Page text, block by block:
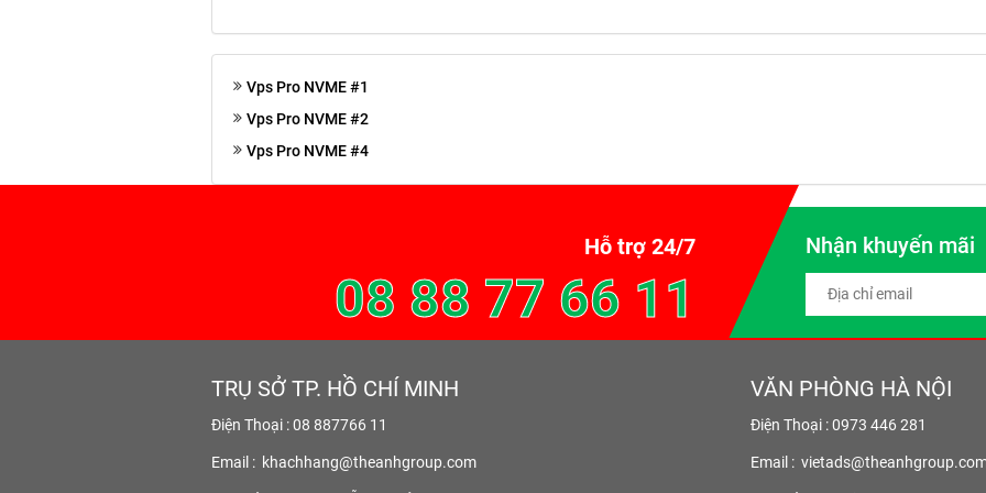
Vps Pro NVME #1
Vps Pro NVME #2
Vps Pro NVME #4
Hỗ trợ 24/7
08 88 77 66 11
Nhận khuyến mãi
TRỤ SỞ TP. HỒ CHÍ MINH
Điện Thoại : 08 887766 11
Email : khachhang@theanhgroup.com
VĂN PHÒNG HÀ NỘI
Điện Thoại : 0973 446 281
Email :